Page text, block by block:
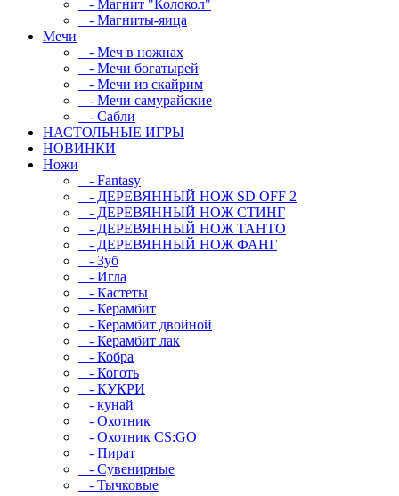
- Магнит "Колокол"
- Магниты-яица
Мечи
- Меч в ножнах
- Мечи богатырей
- Мечи из скайрим
- Мечи самурайские
- Сабли
НАСТОЛЬНЫЕ ИГРЫ
НОВИНКИ
Ножи
- Fantasy
- ДЕРЕВЯННЫЙ НОЖ SD OFF 2
- ДЕРЕВЯННЫЙ НОЖ СТИНГ
- ДЕРЕВЯННЫЙ НОЖ ТАНТО
- ДЕРЕВЯННЫЙ НОЖ ФАНГ
- Зуб
- Игла
- Кастеты
- Керамбит
- Керамбит двойной
- Керамбит лак
- Кобра
- Коготь
- КУКРИ
- кунай
- Охотник
- Охотник CS:GO
- Пират
- Сувенирные
- Тычковые